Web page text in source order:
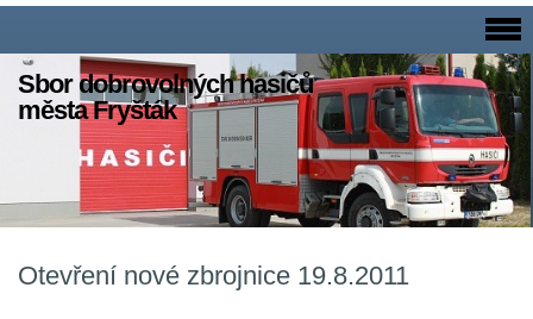
Sbor dobrovolných hasičů
města Fryšták
Otevření nové zbrojnice 19.8.2011